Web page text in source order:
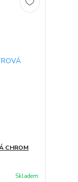
CHROM
Skladem